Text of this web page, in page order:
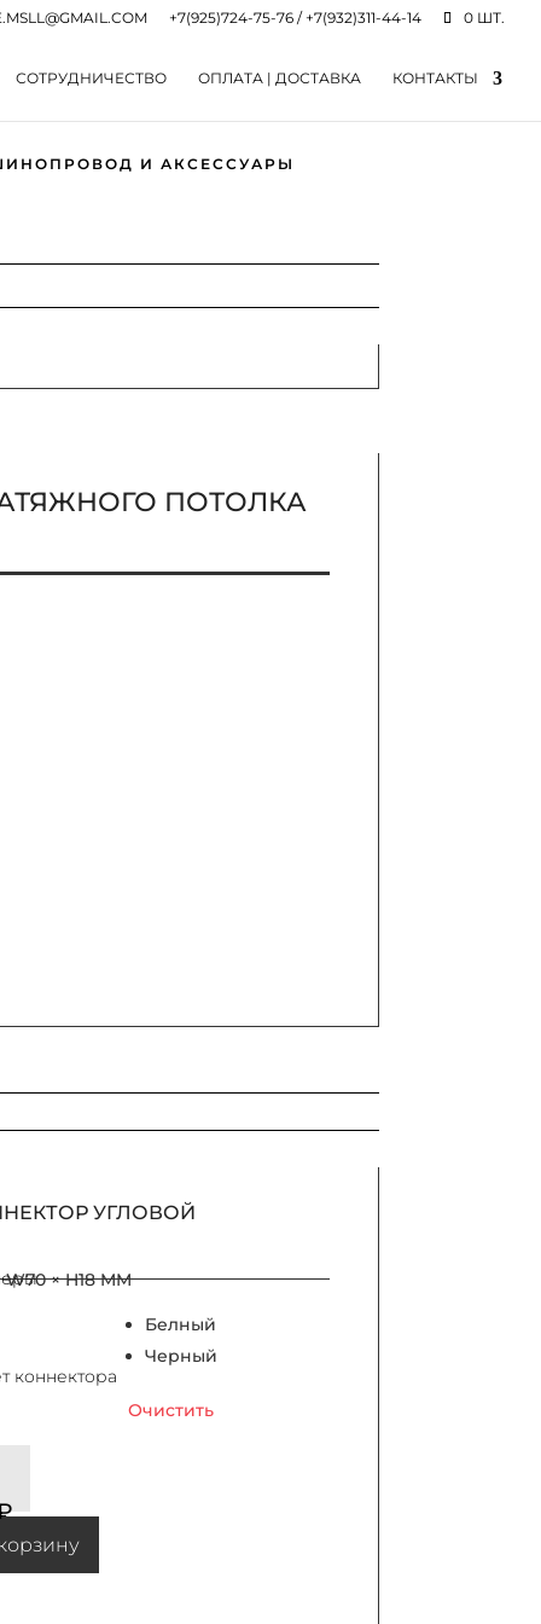
+7(925)724-75-76 / +7(932)311-44-14 0 ШТ.
СОТРУДНИЧЕСТВО ОПЛАТА | ДОСТАВКА КОНТАКТЫ
И АКСЕССУАРЫ
ПОТОЛКА
УГЛОВОЙ
W70 × H18 MM
коннектора
Белный
Черный
Очистить